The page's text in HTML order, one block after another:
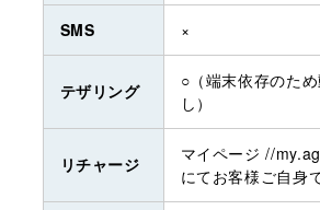
SMS ×
テザリング
○（端末依存のた
し）
リチャージ
マイページ //
にてお客様ご自身